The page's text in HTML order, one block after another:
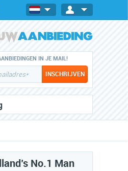
IN JE MAIL!
No.1 Man